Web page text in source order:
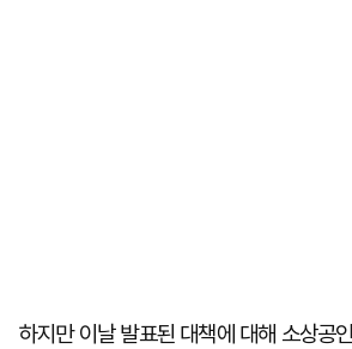
하지만 이날 발표된 대책에 대해 소상공